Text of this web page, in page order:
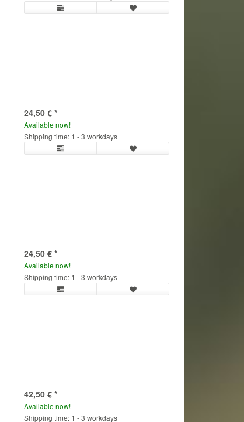
24,50 € *
Available now!
Shipping time: 1 - 3 workdays
24,50 € *
Available now!
Shipping time: 1 - 3 workdays
42,50 € *
Available now!
Shipping time: 1 - 3 workdays